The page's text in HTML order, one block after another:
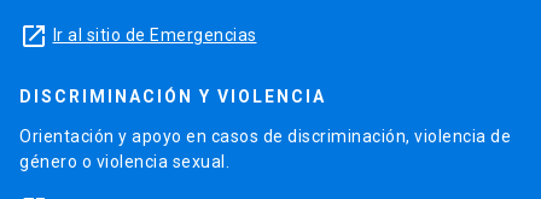
launch Ir al sitio de Emergencias
DISCRIMINACIÓN Y VIOLENCIA
Orientación y apoyo en casos de discriminación, violencia de
género o violencia sexual.